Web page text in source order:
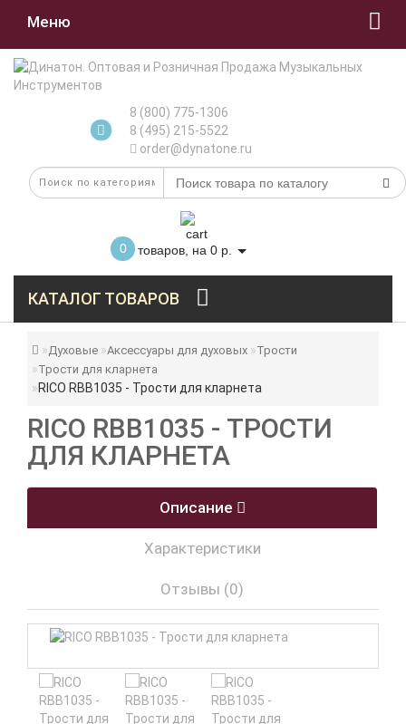
Меню
8 (800) 775-1306
8 (495) 215-5522
order@dynatone.ru
0 товаров, на 0 р.
КАТАЛОГ ТОВАРОВ
Духовые Аксессуары для духовых
Трости
Трости для кларнета
RICO RBB1035 - Трости для кларнета
RICO RBB1035 - ТРОСТИ
ДЛЯ КЛАРНЕТА
Описание
Характеристики
Отзывы (0)